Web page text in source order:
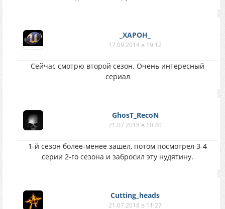
_XAPOH_
17.09.2014 в 19:12
Сейчас смотрю второй сезон. Очень интересный
сериал
GhosT_RecoN
21.07.2018 в 10:40
1-й сезон более-менее зашел, потом посмотрел 3-4
серии 2-го сезона и забросил эту нудятину.
Cutting_heads
21.07.2018 в 11:27